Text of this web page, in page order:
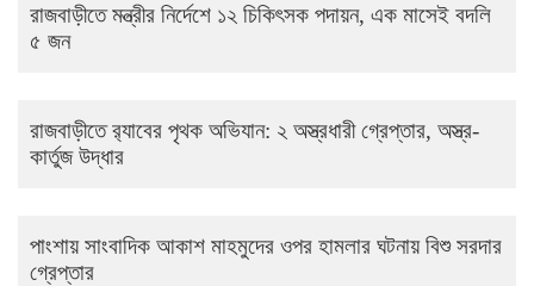
রাজবাড়ীতে মন্ত্রীর নির্দেশে ১২ চিকিৎসক পদায়ন, এক মাসেই বদলি
৫ জন
রাজবাড়ীতে র‌্যাবের পৃথক অভিযান: ২ অস্ত্রধারী গ্রেপ্তার, অস্ত্র-
কার্তুজ উদ্ধার
পাংশায় সাংবাদিক আকাশ মাহমুদের ওপর হামলার ঘটনায় বিশু সরদার
গ্রেপ্তার